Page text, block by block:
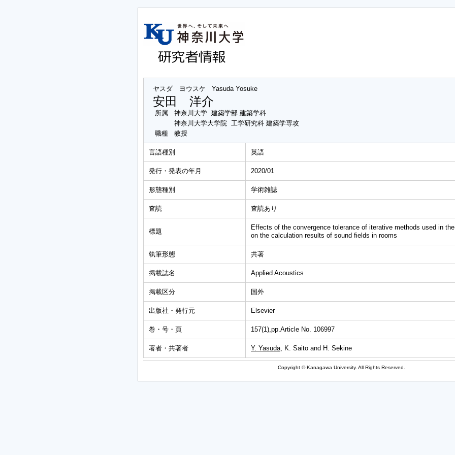
ヤスダ ヨウスケ Yasuda Yosuke
安田 洋介
所属
神奈川大学 建築学部 建築学科
神奈川大学大学院 工学研究科 建築学専攻
職種
教授
言語種別 英語
発行・発表の年月 2020/01
形態種別 学術雑誌
査読 査読あり
標題
Effects of the convergence tolerance of iterative methods used in
on the calculation results of sound fields in rooms
執筆形態 共著
掲載誌名 Applied Acoustics
掲載区分 国外
出版社・発行元 Elsevier
巻・号・頁 157(1),pp.Article No. 106997
著者・共著者 Y. Yasuda, K. Saito and H. Sekine
Copyright © Kanagawa University. All Rights Reserved.